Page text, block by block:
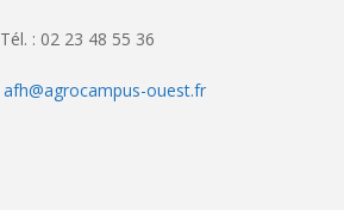
Tél. : 02 23 48 55 36
afh@agrocampus-ouest.fr